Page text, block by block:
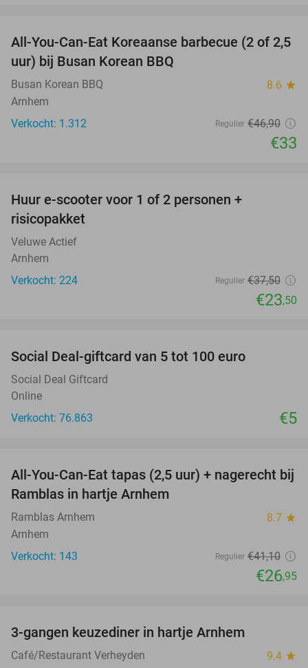
30%
All-You-Can-Eat Koreaanse barbecue (2 of 2,5
uur) bij Busan Korean BBQ
Busan Korean BBQ 8.6 star
Arnhem
Verkocht: 1.312
Regulier €46,90
€33
Huur e-scooter voor 1 of 2 personen +
risicopakket
Veluwe Actief
Arnhem
Verkocht: 224
Regulier €37,50
€23,50
Social Deal-giftcard van 5 tot 100 euro
Social Deal Giftcard
Online
Verkocht: 76.863
€5
34%
All-You-Can-Eat tapas (2,5 uur) + nagerecht bij
Ramblas in hartje Arnhem
Ramblas Arnhem 8.7 star
Arnhem
Verkocht: 143
Regulier €41,10
€26,95
3-gangen keuzediner in hartje Arnhem
Café/Restaurant Verheyden 9.4 star